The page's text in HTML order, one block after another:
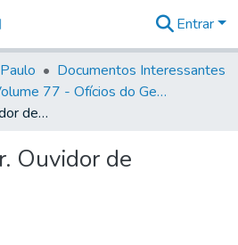
&
Coleções
Tudo na
Biblioteca
Estatísticas
Entrar
Documentos Interessantes
Volume 77 - Ofícios do General Martim Lopes Lobo de Saldanha (Governador da Capitania): 1776-1777
Carta para o Dr. Ouvidor de Paranaguá
Ouvidor de